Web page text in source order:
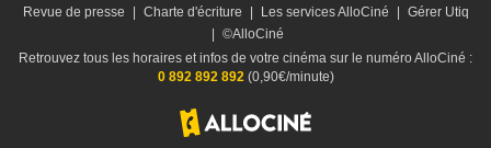
Revue de presse
Charte d'écriture Les services AlloCiné
Gérer Utiq
©AlloCiné
Retrouvez tous les horaires et infos de votre cinéma sur le numéro AlloCiné :
0 892 892 892(0,90€/minute)